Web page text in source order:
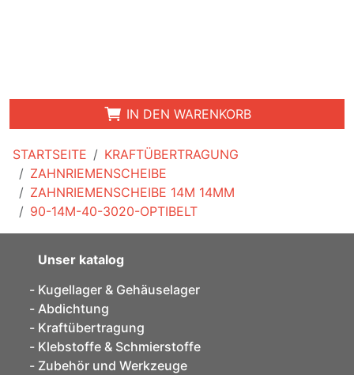
STARTSEITE
KRAFTÜBERTRAGUNG
ZAHNRIEMENSCHEIBE
ZAHNRIEMENSCHEIBE 14M 14MM
90-14M-40-3020-OPTIBELT
IN DEN WARENKORB
Unser katalog
Kugellager & Gehäuselager
Abdichtung
Kraftübertragung
Klebstoffe & Schmierstoffe
Zubehör und Werkzeuge